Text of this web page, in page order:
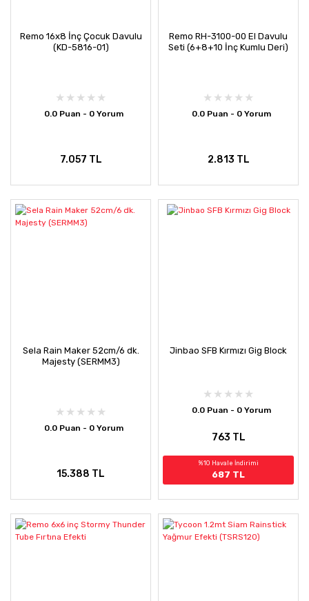
Remo 16x8 İnç Çocuk Davulu
(KD-5816-01)
0.0 Puan - 0 Yorum
7.057 TL
Remo RH-3100-00 El Davulu
Seti (6+8+10 İnç Kumlu Deri)
0.0 Puan - 0 Yorum
2.813 TL
Sela Rain Maker 52cm/6 dk.
Majesty (SERMM3)
0.0 Puan - 0 Yorum
15.388 TL
Jinbao SFB Kırmızı Gig Block
0.0 Puan - 0 Yorum
763 TL
%10 Havale İndirimi
687 TL